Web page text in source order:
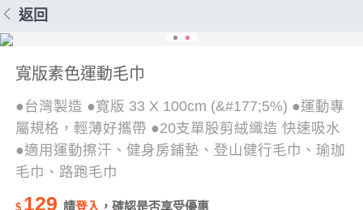
返回
寬版素色運動毛巾
●台灣製造 ●寬版 33 X 100cm (&#177;5%) ●運動專
屬規格，輕薄好攜帶 ●20支單股剪絨織造 快速吸水
●適用運動擦汗、健身房鋪墊、登山健行毛巾、瑜珈
毛巾、路跑毛巾
$ 129 請登入 ，確認是否享受優惠